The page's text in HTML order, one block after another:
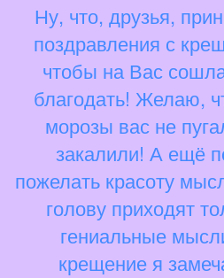
Ну, что, друзья,
поздравления с
чтобы на Вас
благодать! Желаю,
морозы вас не
закалили! А ещё
пожелать красоту
голову приходят
гениальные
крещение я